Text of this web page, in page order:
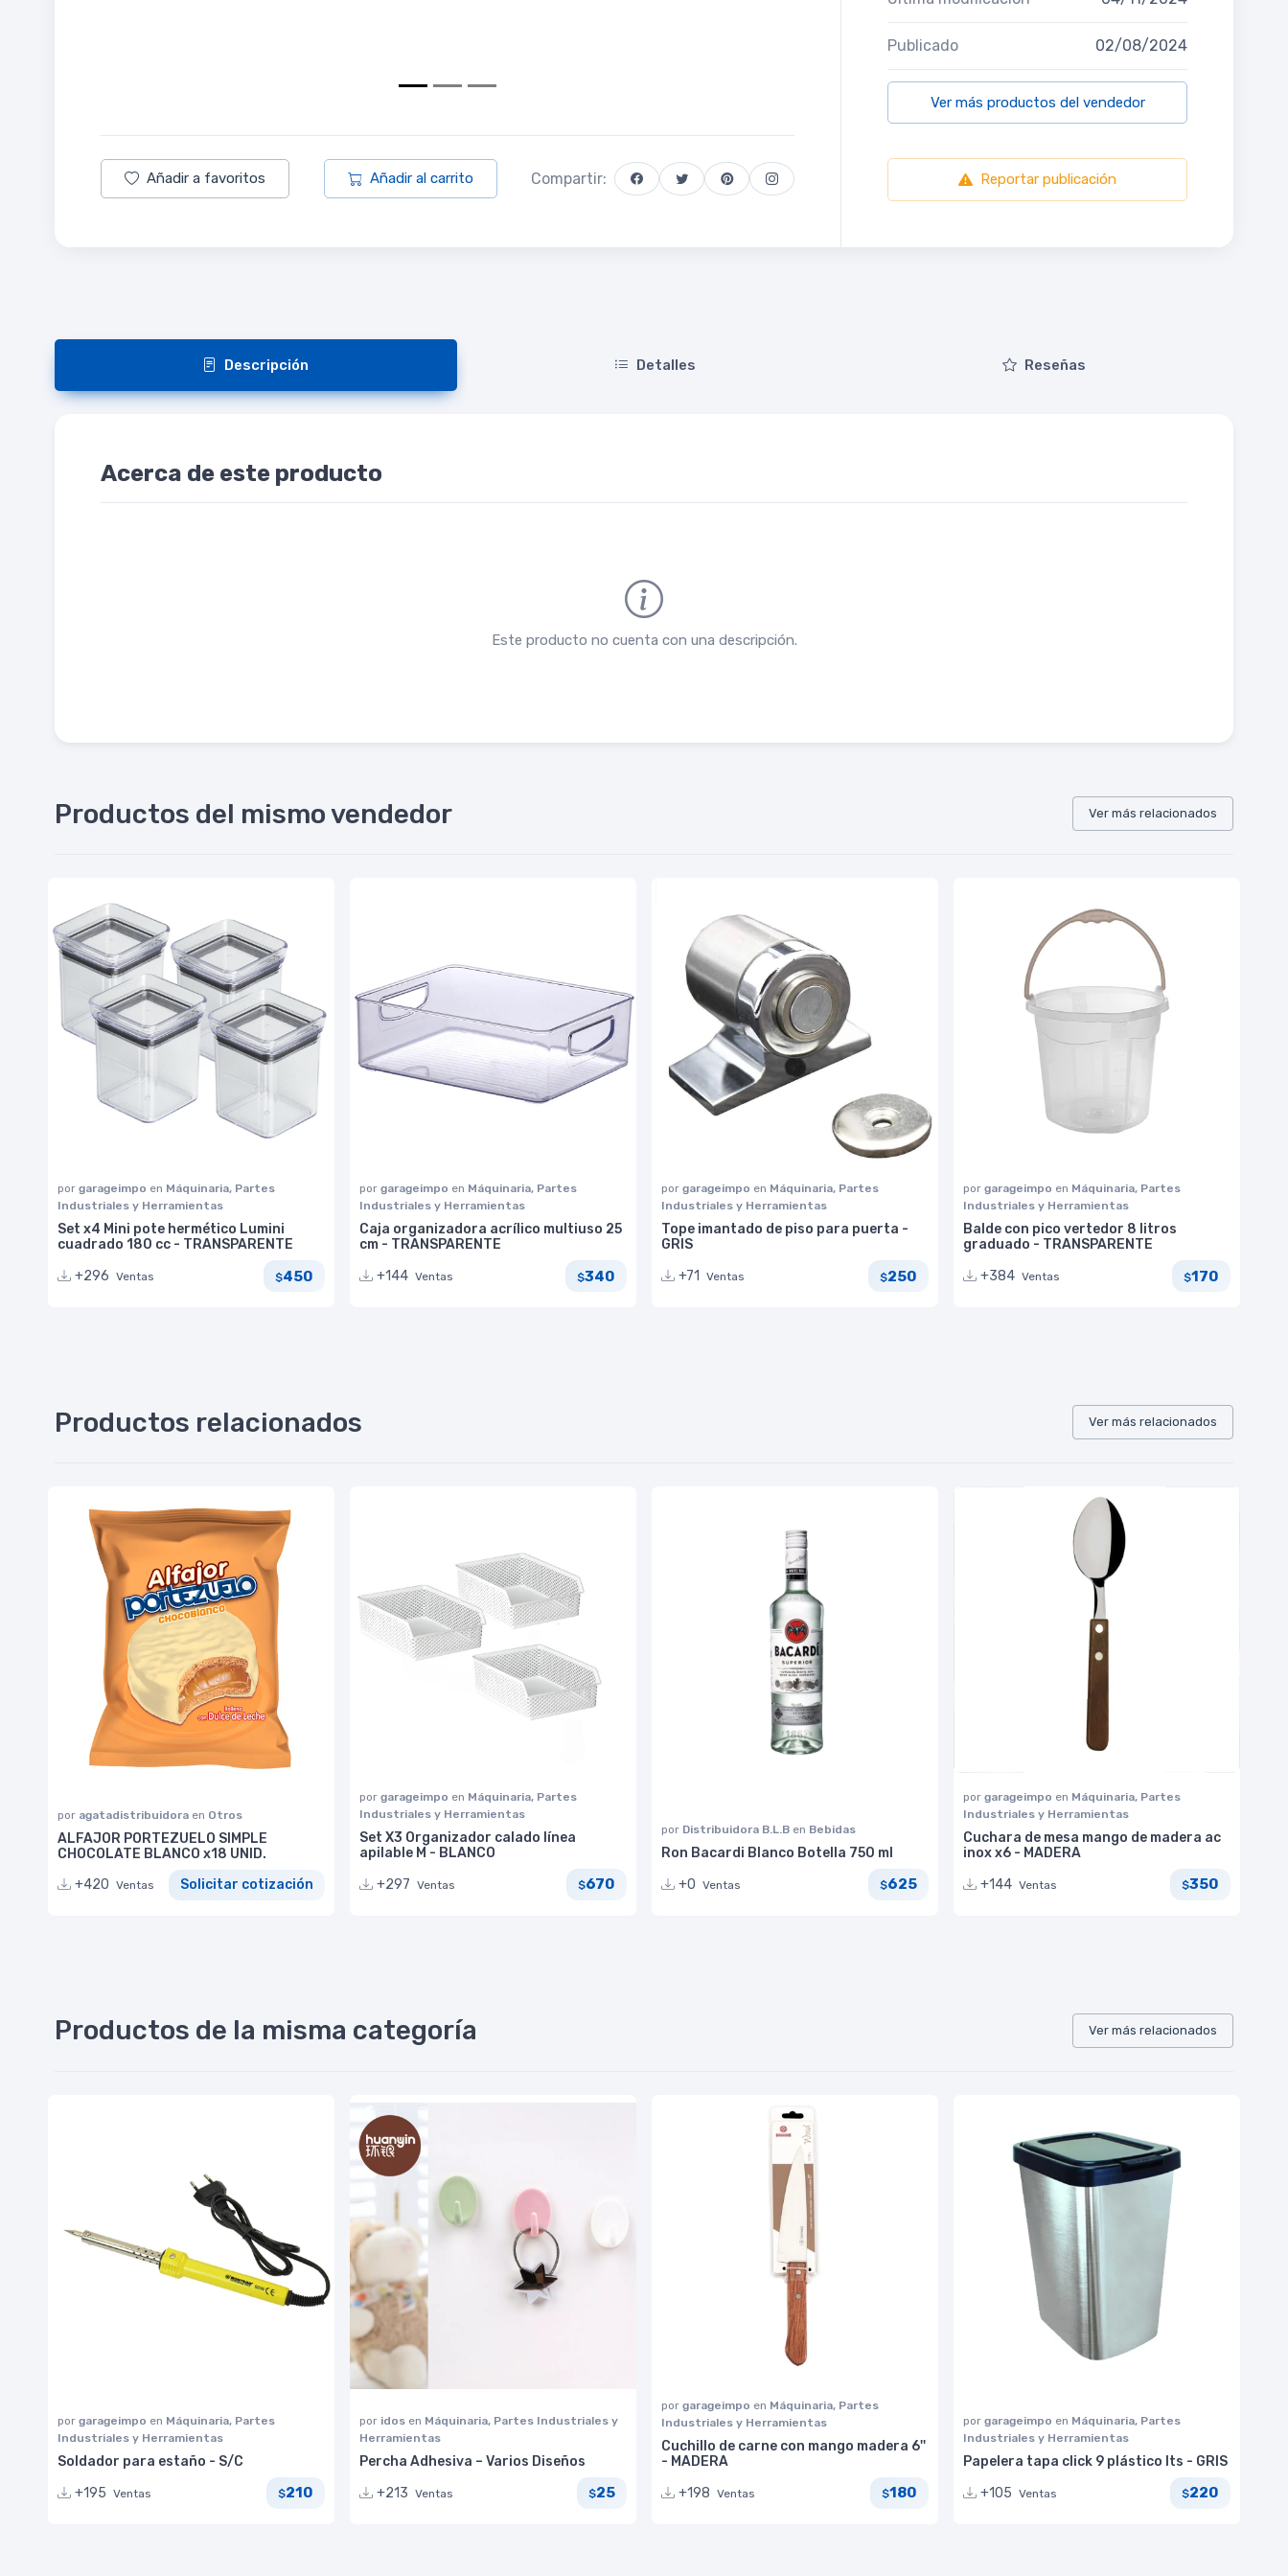
Añadir a favoritos Añadir al carrito Compartir:
Publicado 02/08/2024
Ver más productos del vendedor
Reportar publicación
Descripción Detalles Reseñas
Acerca de este producto
Este producto no cuenta con una descripción.
Productos del mismo vendedor Ver más relacionados
por garageimpo en Máquinaria, Partes
Industriales y Herramientas
Set x4 Mini pote hermético Lumini
cuadrado 180 cc - TRANSPARENTE
+296 Ventas $450
por garageimpo en Máquinaria, Partes
Industriales y Herramientas
Caja organizadora acrílico multiuso 25
cm - TRANSPARENTE
+144 Ventas $340
por garageimpo en Máquinaria, Partes
Industriales y Herramientas
Tope imantado de piso para puerta -
GRIS
+71
Ventas $250
por garageimpo en Máquinaria, Partes
Industriales y Herramientas
Balde con pico vertedor 8 litros
graduado - TRANSPARENTE
+384 Ventas $170
Productos relacionados Ver más relacionados
por agatadistribuidora en Otros
ALFAJOR PORTEZUELO SIMPLE
CHOCOLATE BLANCO x18 UNID.
+420 Ventas Solicitar cotización
por garageimpo en Máquinaria, Partes
Industriales y Herramientas
Set X3 Organizador calado línea
apilable M - BLANCO
+297 Ventas $670
por Distribuidora B.L.B en Bebidas
Ron Bacardi Blanco Botella 750 ml
+0 Ventas $625
por garageimpo en Máquinaria, Partes
Industriales y Herramientas
Cuchara de mesa mango de madera ac
inox x6 - MADERA
+144 Ventas $350
Productos de la misma categoría Ver más relacionados
por garageimpo en Máquinaria, Partes
Industriales y Herramientas
Soldador para estaño - S/C
+195 Ventas $210
por idos en Máquinaria, Partes Industriales y
Herramientas
Percha Adhesiva – Varios Diseños
+213 Ventas $25
por garageimpo en Máquinaria, Partes
Industriales y Herramientas
Cuchillo de carne con mango madera 6''
- MADERA
+198 Ventas $180
por garageimpo en Máquinaria, Partes
Industriales y Herramientas
Papelera tapa click 9 plástico lts - GRIS
+105 Ventas $220